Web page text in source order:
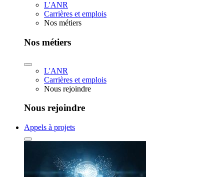
L'ANR
Carrières et emplois
Nos métiers
Nos métiers
L'ANR
Carrières et emplois
Nous rejoindre
Nous rejoindre
Appels à projets